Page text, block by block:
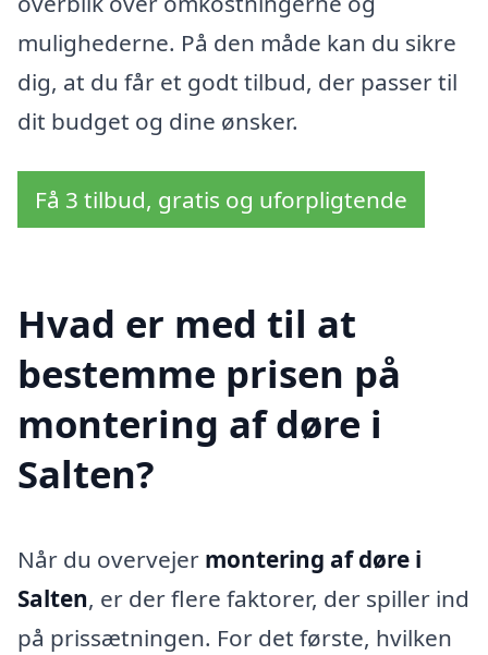
mulighederne. På den måde kan du sikre
dig, at du får et godt tilbud, der passer til
dit budget og dine ønsker.
Få 3 tilbud, gratis og uforpligtende
Hvad er med til at
bestemme prisen på
montering af døre i
Salten?
Når du overvejer montering af døre i
Salten, er der flere faktorer, der spiller ind
på prissætningen. For det første, hvilken